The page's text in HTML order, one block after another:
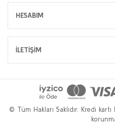
HESABIM
İLETİŞİM
© Tüm Hakları Saklıdır. Kredi